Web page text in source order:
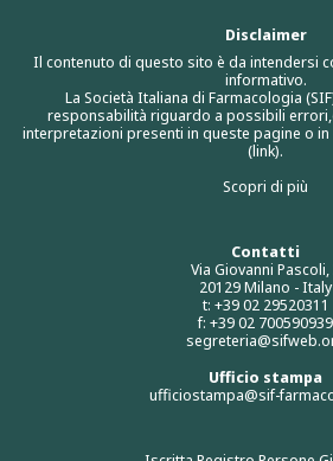
Contatti
Via Giovanni Pascoli,
20129 Milano - Italy
t: +39 02 29520311
f: +39 02 700590939
Ufficio stampa
ufficiostampa@sif-
Disclaimer
Il contenuto di questo sito è da intendersi
informativo.
La Società Italiana di Farmacologia
responsabilità riguardo a possibili
interpretazioni presenti in queste pagine o
(link).
Scopri di più